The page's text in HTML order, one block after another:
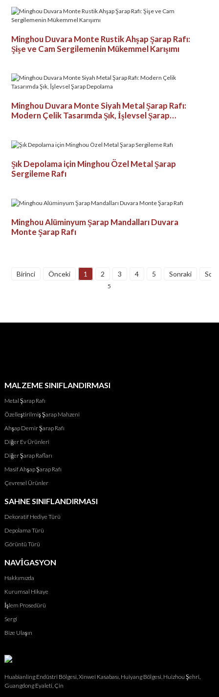
Minghou Duvara Monte Rustik Ahşap Şarap Rafı:
Şişe ve Cam Sergilemenin Mükemmel Karışımı
Minghou Duvara Monte Siyah Metal Şarap Rafı:
Modern Çelik Tasarımda Şık, İşlevsel Şarap
Şık Depolama için Minghou Özel Metal Şarap
Sergileme Rafı
Minghou Alüminyum Şarap Mandalları Duvara
Monte Şarap Rafı
Birinci Önceki 1 2 3 4 5 Sonraki Son
5
MALZEME SINIFLANDIRMASI
Metal Şarap Rafı
Özelleştirilmiş Şarap Mahzeni
Ahşap Demir Şarap Rafı
Diğer Ev Ürünleri
Diğer Şarap Rafları
Masif Ahşap Şarap Rafı
Çevresel Ürünler
SAHNE SINIFLANDIRMASI
Dekoratif Hediye Türü
Depolama Türü
Görüntü Türü
NAVIGASYON
Hakkımızda
Kurumsal Hikaye
İşlem Prosedürü
Sergi
Bize Ulaşın
Huabianling Endüstri Bölgesi, Xinwei Kasabası, Huiyang Bölgesi, Huizhou Şehri,
Guangdong Eyaleti, Çin